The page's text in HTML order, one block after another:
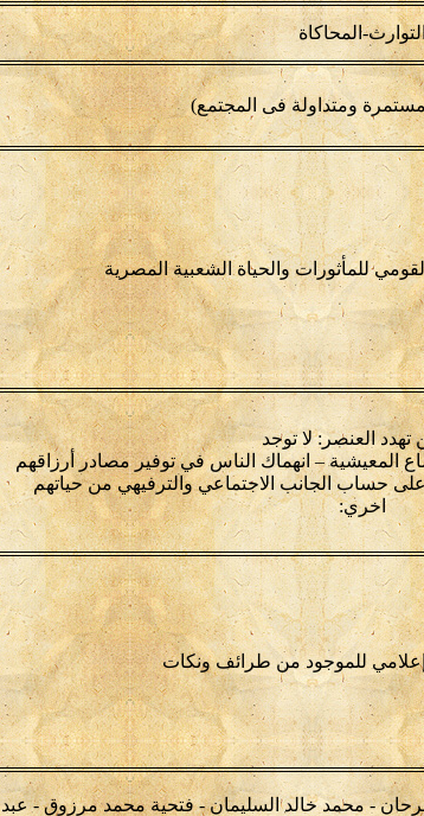
المحاكاة
ومتداولة فى المجتمع)
للمأثورات والحياة الشعبية المصرية
تهدد العنصر: لا توجد
المعيشية – انهماك الناس في توفير مصادر أرزاقهم
حساب الجانب الاجتماعي والترفيهي من حياتهم
اخري:
للموجود من طرائف ونكات
- محمد خالد السليمان - فتحية محمد مرزوق - عبد